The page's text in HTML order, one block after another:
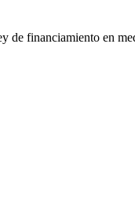
de financiamiento en